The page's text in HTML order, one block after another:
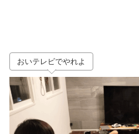
おいテレビでやれよ